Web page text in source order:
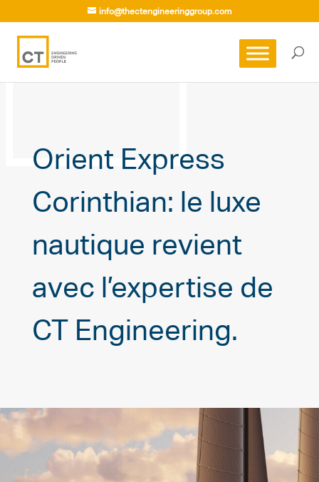
info@thectengineeringgroup.com
Orient Express
Corinthian: le luxe
nautique revient
avec l’expertise de
CT Engineering.